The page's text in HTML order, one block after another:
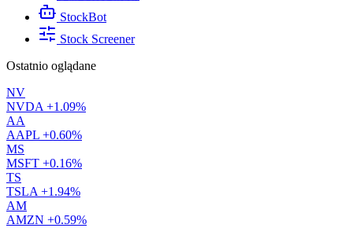
StockBot
Stock Screener
Ostatnio oglądane
NV
NVDA +1.09%
AA
AAPL +0.60%
MS
MSFT +0.16%
TS
TSLA +1.94%
AM
AMZN +0.59%